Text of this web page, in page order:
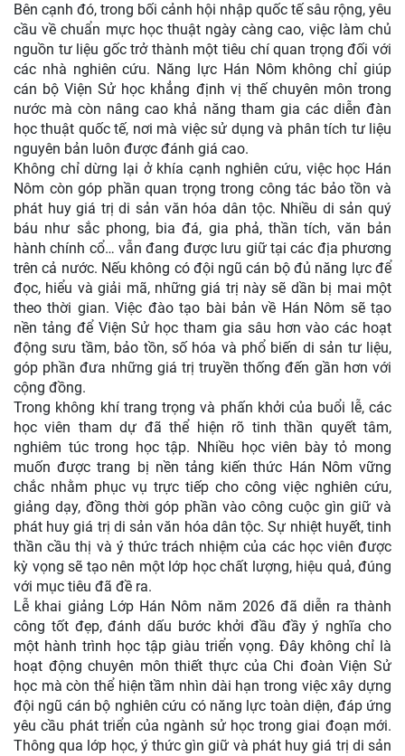
Bên cạnh đó, trong bối cảnh hội nhập quốc tế sâu rộng, yêu
cầu về chuẩn mực học thuật ngày càng cao, việc làm chủ
nguồn tư liệu gốc trở thành một tiêu chí quan trọng đối với
các nhà nghiên cứu. Năng lực Hán Nôm không chỉ giúp
cán bộ Viện Sử học khẳng định vị thế chuyên môn trong
nước mà còn nâng cao khả năng tham gia các diễn đàn
học thuật quốc tế, nơi mà việc sử dụng và phân tích tư liệu
nguyên bản luôn được đánh giá cao.
Không chỉ dừng lại ở khía cạnh nghiên cứu, việc học Hán
Nôm còn góp phần quan trọng trong công tác bảo tồn và
phát huy giá trị di sản văn hóa dân tộc. Nhiều di sản quý
báu như sắc phong, bia đá, gia phả, thần tích, văn bản
hành chính cổ… vẫn đang được lưu giữ tại các địa phương
trên cả nước. Nếu không có đội ngũ cán bộ đủ năng lực để
đọc, hiểu và giải mã, những giá trị này sẽ dần bị mai một
theo thời gian. Việc đào tạo bài bản về Hán Nôm sẽ tạo
nền tảng để Viện Sử học tham gia sâu hơn vào các hoạt
động sưu tầm, bảo tồn, số hóa và phổ biến di sản tư liệu,
góp phần đưa những giá trị truyền thống đến gần hơn với
cộng đồng.
Trong không khí trang trọng và phấn khởi của buổi lễ, các
học viên tham dự đã thể hiện rõ tinh thần quyết tâm,
nghiêm túc trong học tập. Nhiều học viên bày tỏ mong
muốn được trang bị nền tảng kiến thức Hán Nôm vững
chắc nhằm phục vụ trực tiếp cho công việc nghiên cứu,
giảng dạy, đồng thời góp phần vào công cuộc gìn giữ và
phát huy giá trị di sản văn hóa dân tộc. Sự nhiệt huyết, tinh
thần cầu thị và ý thức trách nhiệm của các học viên được
kỳ vọng sẽ tạo nên một lớp học chất lượng, hiệu quả, đúng
với mục tiêu đã đề ra.
Lễ khai giảng Lớp Hán Nôm năm 2026 đã diễn ra thành
công tốt đẹp, đánh dấu bước khởi đầu đầy ý nghĩa cho
một hành trình học tập giàu triển vọng. Đây không chỉ là
hoạt động chuyên môn thiết thực của Chi đoàn Viện Sử
học mà còn thể hiện tầm nhìn dài hạn trong việc xây dựng
đội ngũ cán bộ nghiên cứu có năng lực toàn diện, đáp ứng
yêu cầu phát triển của ngành sử học trong giai đoạn mới.
Thông qua lớp học, ý thức gìn giữ và phát huy giá trị di sản